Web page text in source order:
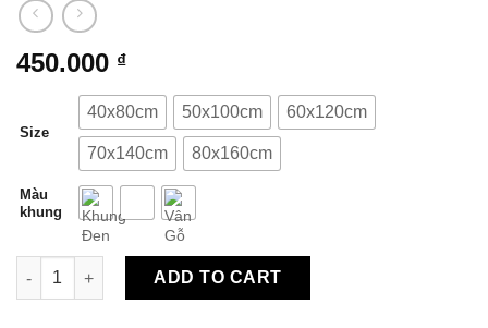
450.000 ₫
Size
40x80cm 50x100cm 60x120cm
70x140cm 80x160cm
Màu
khung
Tranh Canvas Hoa Văn Trừu Tượng Và Đàn Cá TL-700 quantity
ADD TO CART